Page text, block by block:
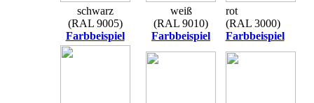
schwarz
(RAL 9005)
Farbbeispiel
weiß
(RAL 9010)
Farbbeispiel
rot
(RAL 3000)
Farbbeispiel